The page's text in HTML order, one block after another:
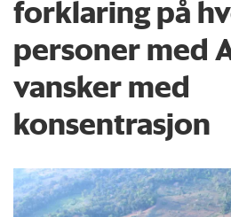
forklaring på
personer med
vansker med
konsentrasjon